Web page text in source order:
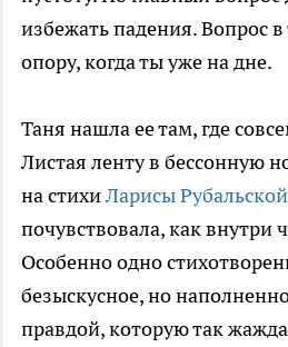
избежать падения. Вопрос в
опору, когда ты уже на дне.
Таня нашла ее там, где
Листая ленту в бессонную
на стихиЛарисы Рубальской
почувствовала, как внутри
Особенно одно
безыскусное, но
правдой, которую так